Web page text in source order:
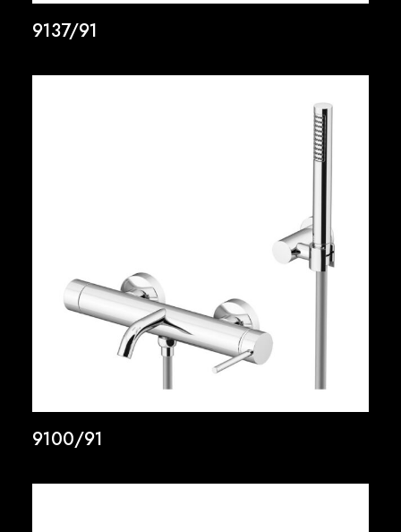
9137/91
9100/91